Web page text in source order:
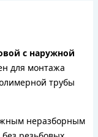
с наружной
для монтажа
трубы
неразборным